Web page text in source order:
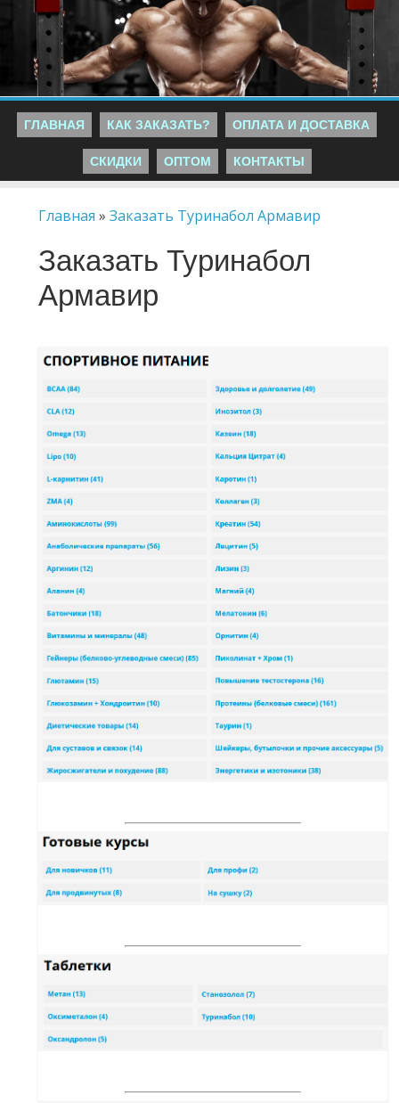
ГЛАВНАЯ КАК ЗАКАЗАТЬ? ОПЛАТА И ДОСТАВКА
СКИДКИ ОПТОМ КОНТАКТЫ
Главная »Заказать Туринабол Армавир
Заказать Туринабол
Армавир